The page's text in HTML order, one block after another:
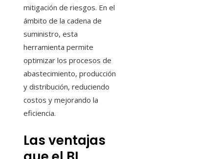
mitigación de riesgos. En el
ámbito de la cadena de
suministro, esta
herramienta permite
optimizar los procesos de
abastecimiento, producción
y distribución, reduciendo
costos y mejorando la
eficiencia.
Las ventajas